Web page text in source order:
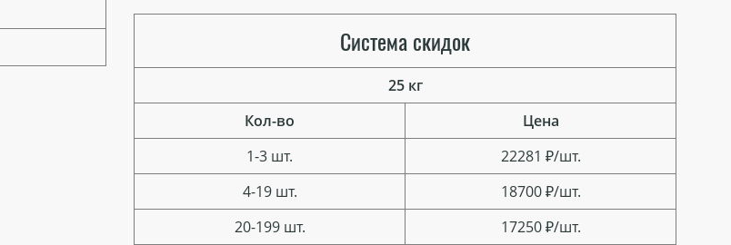
Система скидок
25 кг
Кол-во
1-3 шт.
4-19 шт.
20-199 шт.
Цена
22281 ₽/шт.
18700 ₽/шт.
17250 ₽/шт.